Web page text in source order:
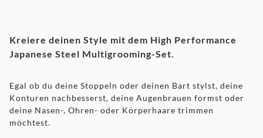
Kreiere deinen Style mit dem High Performance
Japanese Steel Multigrooming-Set.
Egal ob du deine Stoppeln oder deinen Bart stylst, deine
Konturen nachbesserst, deine Augenbrauen formst oder
deine Nasen-, Ohren- oder Körperhaare trimmen
möchtest.